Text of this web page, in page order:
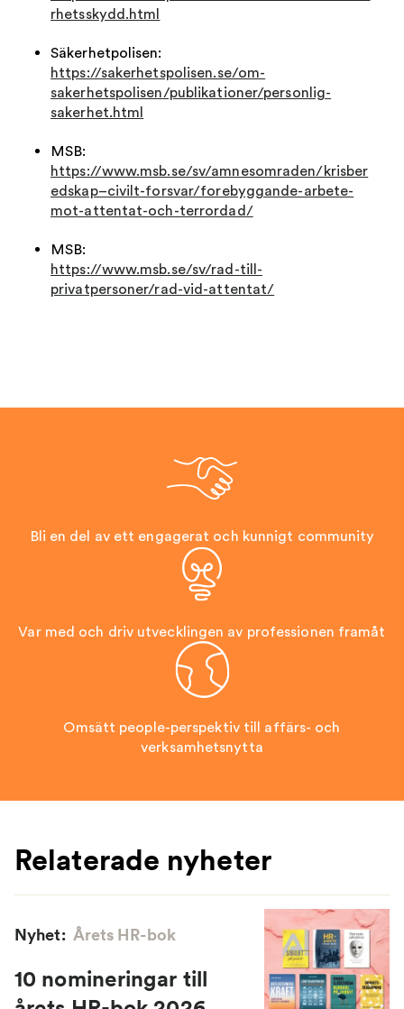
rhetsskydd.html
Säkerhetpolisen:
https://sakerhetspolisen.se/om-
sakerhetspolisen/publikationer/personlig-
sakerhet.html
MSB:
https://www.msb.se/sv/amnesomraden/krisber
edskap–civilt-forsvar/forebyggande-arbete-
mot-attentat-och-terrordad/
MSB:
https://www.msb.se/sv/rad-till-
privatpersoner/rad-vid-attentat/
Bli en del av ett engagerat och kunnigt community
Var med och driv utvecklingen av professionen framåt
Omsätt people-perspektiv till affärs- och
verksamhetsnytta
Relaterade nyheter
Nyhet: Årets HR-bok
10 nomineringar till